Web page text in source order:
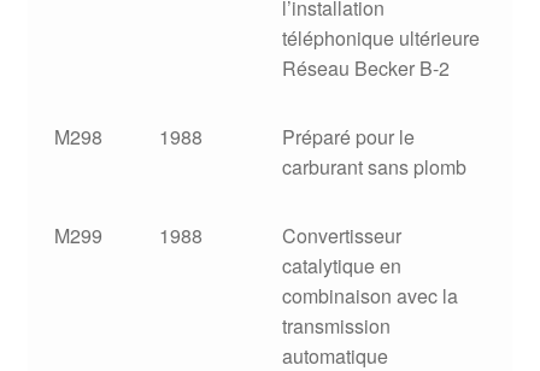
l’installation
téléphonique ultérieure
Réseau Becker B-2
M298 1988
Préparé pour le
carburant sans plomb
M299 1988
Convertisseur
catalytique en
combinaison avec la
transmission
automatique